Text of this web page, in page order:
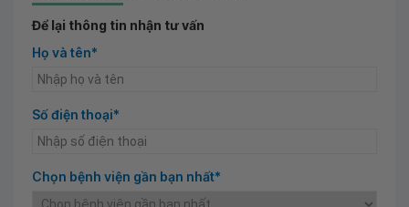
Để lại thông tin nhận tư vấn
Họ và tên*
Số điện thoại*
Chọn bệnh viện gần bạn nhất*